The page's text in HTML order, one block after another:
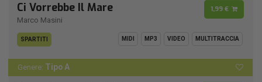
Ci Vorrebbe Il Mare
Marco Masini
1,99 €
SPARTITI MIDI MP3 VIDEO MULTITRACCIA
Genere: Tipo A